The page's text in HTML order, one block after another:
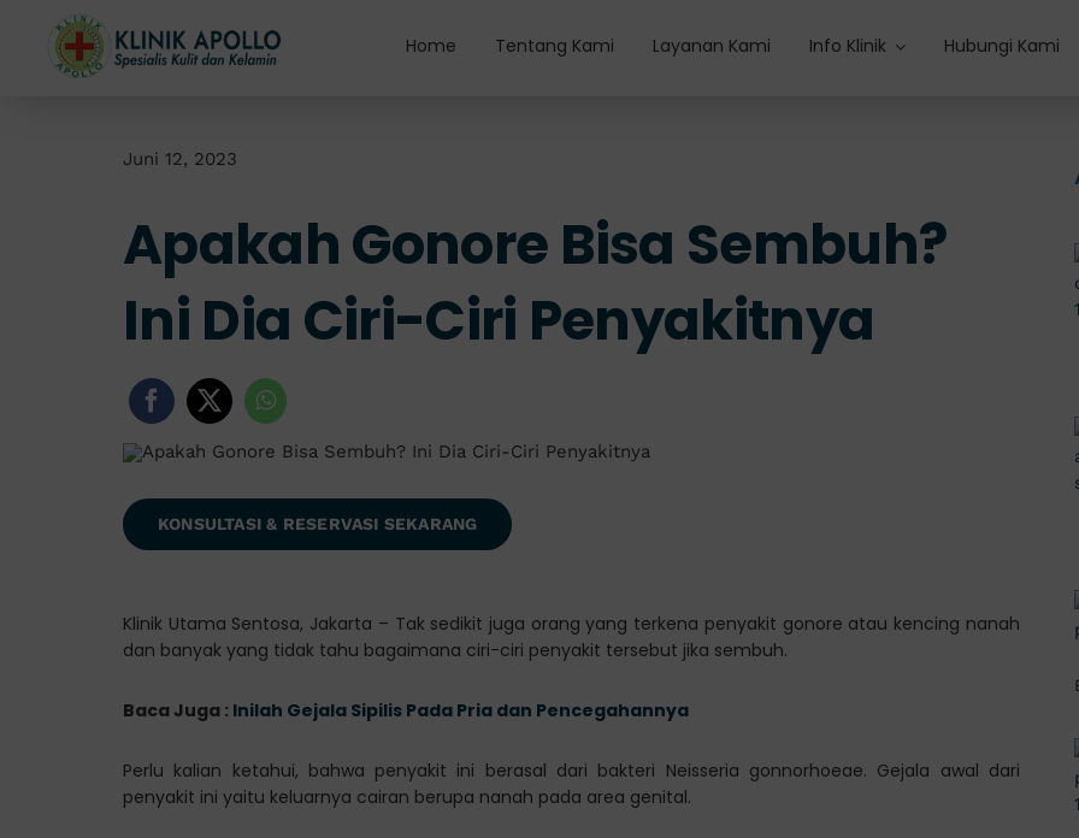
content
Home Tentang Kami Layanan Kami Info Klinik Hubungi Kami
Juni 12, 2023
Apakah Gonore Bisa Sembuh?
Ini Dia Ciri-Ciri Penyakitnya
KONSULTASI & RESERVASI SEKARANG
Klinik Utama Sentosa, Jakarta – Tak sedikit juga orang yang terkena penyakit gonore atau kencing nanah
dan banyak yang tidak tahu bagaimana ciri-ciri penyakit tersebut jika sembuh.
Baca Juga : Inilah Gejala Sipilis Pada Pria dan Pencegahannya
Perlu kalian ketahui, bahwa penyakit ini berasal dari bakteri Neisseria gonnorhoeae. Gejala awal dari
penyakit ini yaitu keluarnya cairan berupa nanah pada area genital.